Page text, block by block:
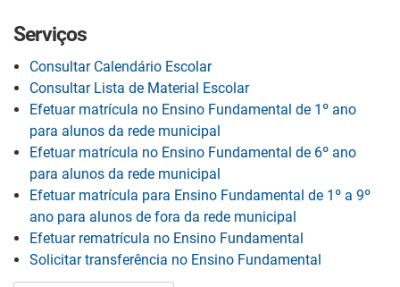
Serviços
Consultar Calendário Escolar
Consultar Lista de Material Escolar
Efetuar matrícula no Ensino Fundamental de 1º ano
para alunos da rede municipal
Efetuar matrícula no Ensino Fundamental de 6º ano
para alunos da rede municipal
Efetuar matrícula para Ensino Fundamental de 1º a 9º
ano para alunos de fora da rede municipal
Efetuar rematrícula no Ensino Fundamental
Solicitar transferência no Ensino Fundamental